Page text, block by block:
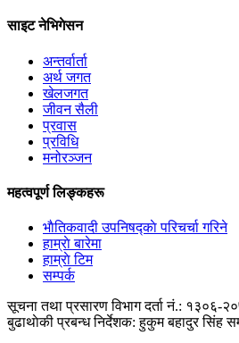
साइट नेभिगेसन
अन्तर्वार्ता
अर्थ जगत
खेलजगत
जीवन सैली
प्रवास
प्रविधि
मनोरञ्जन
महत्वपूर्ण लिङ्कहरू
भाैतिकवादी उपनिषद्काे परिचर्चा गरिने
हाम्राे बारेमा
हाम्राे टिम
सम्पर्क
सूचना तथा प्रसारण विभाग दर्ता नं.: १३०६-
बुढाथाेकी प्रबन्ध निर्देशक: हुकुम बहादुर सिंह